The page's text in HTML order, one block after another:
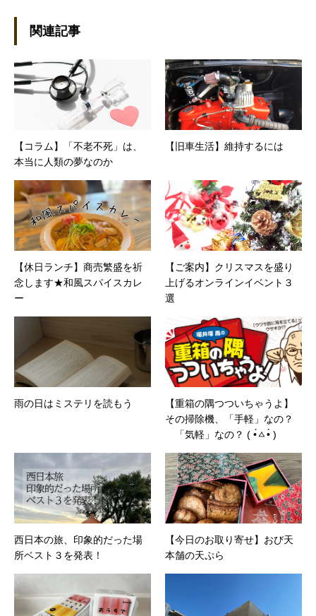
べく上京。設立して間もない会社に携わること
が多かったので、総務的な社内整備を得意とす
る。●連絡先 メール：kako@office-mica.com
関連記事
【コラム】「不老不死」は、
本当に人類の夢なのか
【旧車生活】維持するには
【休日ランチ】商売繁盛を祈
念します★和風スパイスカレ
ー
【ご案内】クリスマスを盛り
上げるオンラインイベント３
選
雨の日はミステリを読もう
【重箱の隅つついちゃうよ】
その掃除機、「手軽」なの？
「気軽」なの？ ( •́ㅿ•̀ )
西日本の旅、印象的だった場
所ベスト３を発表！
【今日のお取り寄せ】おび天
本舗の天ぷら